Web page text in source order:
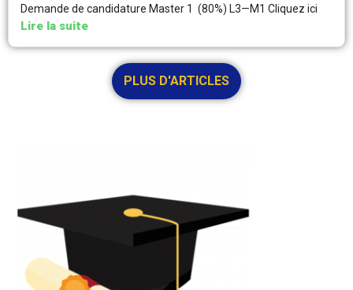
Demande de candidature Master 1 (80%) L3—M1 Cliquez ici
Lire la suite
PLUS D'ARTICLES